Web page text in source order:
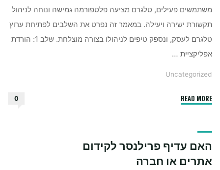
משתמשים פעילים, טלגרם מציעה פלטפורמה גמישה ונוחה לניהול
תקשורת ישירה ויעילה. במאמר זה נפרט את השלבים לפתיחת ערוץ
טלגרם לעסק, ונספק טיפים לניהולו בצורה מוצלחת. שלב 1: הורדת
אפליקציית …
Uncategorized
READ MORE
טלגרם
לעסק"
0
האם עדיף פרילנסר לקידום
אתרים או חברה